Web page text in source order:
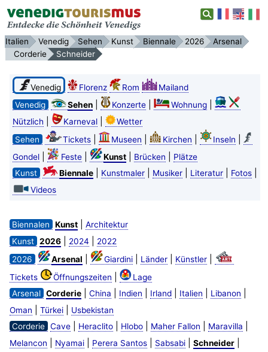
Italien Venedig Sehen Kunst Biennale 2026
Arsenal
Corderie
Schneider
Venedig Florenz Rom
Mailand
Venedig
Sehen| Konzerte| Wohnung|
Nützlich Karneval|
Wetter
Sehen
Tickets| Museen Kirchen Inseln
Gondel| Feste| Kunst| Brücken
Plätze
Kunst
Biennale| Kunstmaler| Musiker| Literatur| Fotos|
Videos
Biennalen Kunst| Architektur
Kunst 2026| 2024
2022
2026
Arsenal Giardini| Länder| Künstler|
Tickets Öffnungszeiten
Lage
Arsenal Corderie| China Indien Irland| Italien Libanon
Oman Türkei|
Usbekistan
Corderie Cave| Heraclito| Hlobo| Maher Fallon Maravilla
Melancon Nyamai| Perera Santos| Sabsabi| Schneider|